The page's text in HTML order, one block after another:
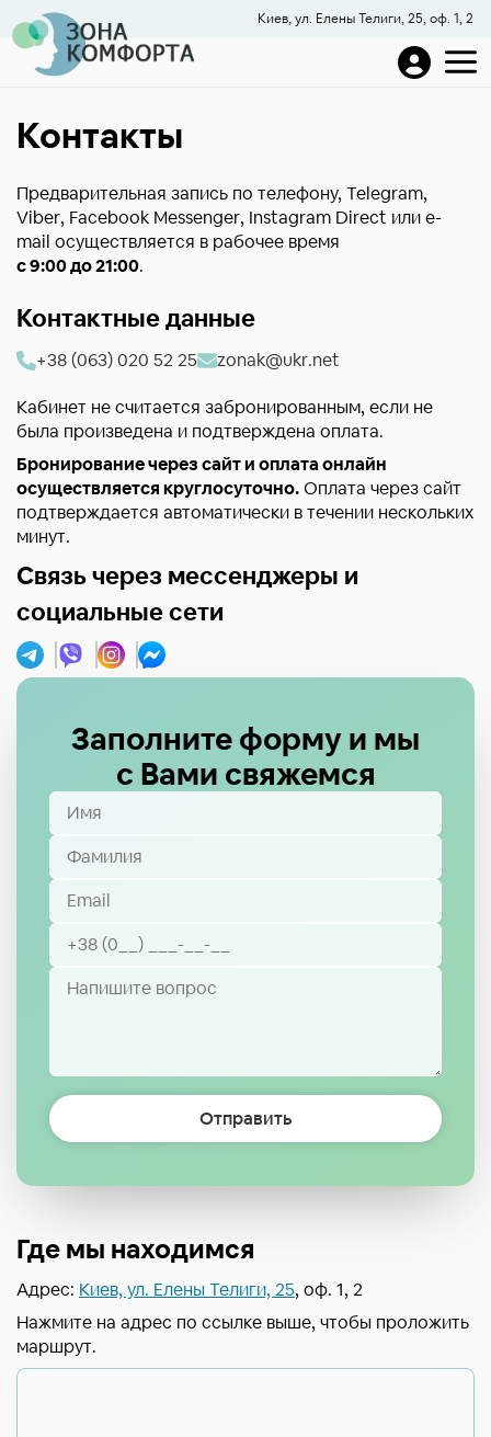
Киев, ул. Елены Телиги, 25, оф. 1, 2
Контакты
Предварительная запись по телефону, Telegram,
Viber, Facebook Messenger, Instagram Direct или е-
mail осуществляется в рабочее время
с 9:00 до 21:00.
Контактные данные
+38 (063) 020 52 25 zonak@ukr.net
Кабинет не считается забронированным, если не
была произведена и подтверждена оплата.
Бронирование через сайт и оплата онлайн
осуществляется круглосуточно.Оплата через сайт
подтверждается автоматически в течении нескольких
минут.
Связь через мессенджеры и
социальные сети
Заполните форму и мы
с Вами свяжемся
Отправить
Где мы находимся
Адрес: Киев, ул. Елены Телиги, 25, оф. 1, 2
Нажмите на адрес по ссылке выше, чтобы проложить
маршрут.